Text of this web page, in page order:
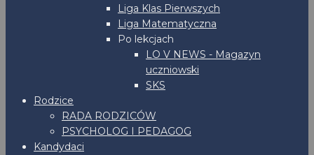
Liga Klas Pierwszych
Liga Matematyczna
Po lekcjach
LO V NEWS - Magazyn
uczniowski
SKS
Rodzice
RADA RODZICÓW
PSYCHOLOG I PEDAGOG
Kandydaci